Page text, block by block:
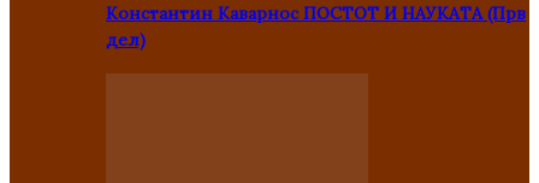
Константин Каварнос ПОСТОТ И НАУКАТА (Прв
дел)